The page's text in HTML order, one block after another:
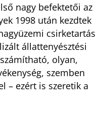
nagy befektetői az
1998 után kezdtek
csirketartás
állattenyésztési
olyan,
szemben
– ezért is szeretik a